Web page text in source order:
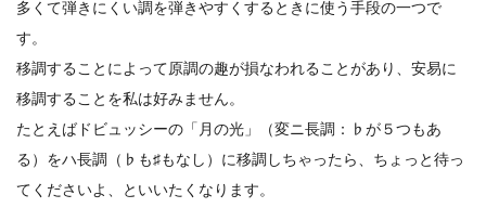
多くて弾きにくい調を弾きやすくするときに使う手段の一つで
す。
移調することによって原調の趣が損なわれることがあり、安易に
移調することを私は好みません。
たとえばドビュッシーの「月の光」（変ニ長調：♭が５つもあ
る）をハ長調（♭も♯もなし）に移調しちゃったら、ちょっと待っ
てくださいよ、といいたくなります。